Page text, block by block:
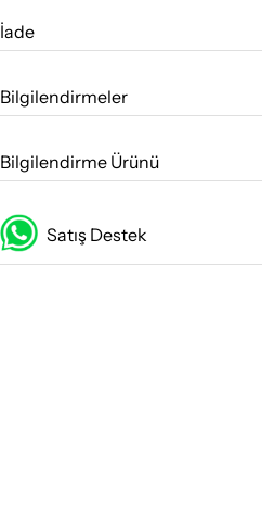
İade
Bilgilendirmeler
Bilgilendirme Ürünü
Satış Destek